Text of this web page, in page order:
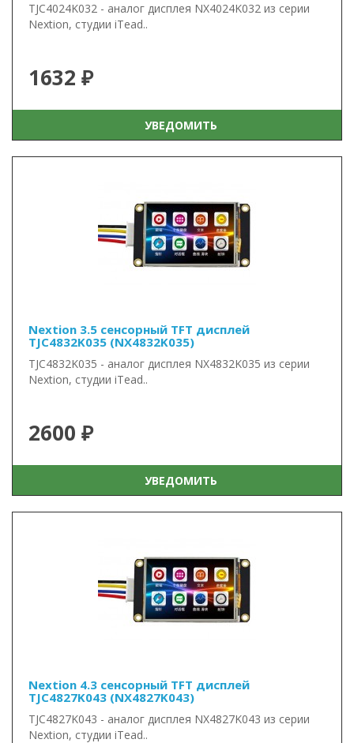
TJC4024K032 - аналог дисплея NX4024K032 из серии
Nextion, студии iTead..
1632 ₽
УВЕДОМИТЬ
Nextion 3.5 сенсорный TFT дисплей
TJC4832K035 (NX4832K035)
TJC4832K035 - аналог дисплея NX4832K035 из серии
Nextion, студии iTead..
2600 ₽
УВЕДОМИТЬ
Nextion 4.3 сенсорный TFT дисплей
TJC4827K043 (NX4827K043)
TJC4827K043 - аналог дисплея NX4827K043 из серии
Nextion, студии iTead..